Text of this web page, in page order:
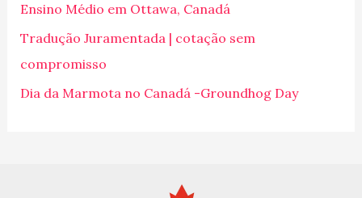
r
p
o
r
Ensino Médio em Ottawa, Canadá
Tradução Juramentada | cotação sem
compromisso
Dia da Marmota no Canadá -Groundhog Day